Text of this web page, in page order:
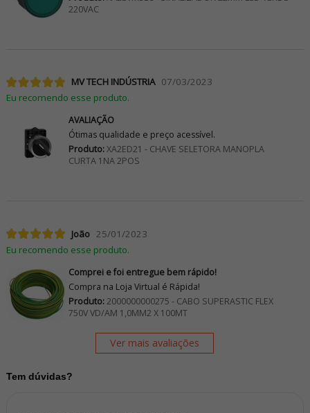
220VAC
MV TECH INDÚSTRIA 07/03/2023
Eu recomendo esse produto.
AVALIAÇÃO
Ótimas qualidade e preço acessível.
Produto:XA2ED21 - CHAVE SELETORA MANOPLA
CURTA 1NA 2POS
João 25/01/2023
Eu recomendo esse produto.
Comprei e foi entregue bem rápido!
Compra na Loja Virtual é Rápida!
Produto:2000000000275 - CABO SUPERASTIC FLEX
750V VD/AM 1,0MM2 X 100MT
Ver mais avaliações
Tem dúvidas?